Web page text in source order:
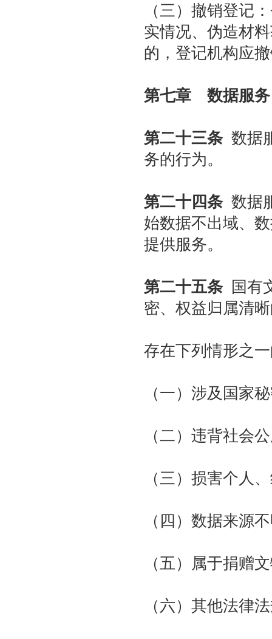
（三）撤销登记
实情况、伪造材
的，登记机构应
第七章 数据服务
第二十三条 数据
务的行为。
第二十四条 数据
始数据不出域、
提供服务。
第二十五条 国有
密、权益归属清
存在下列情形之
（一）涉及国家
（二）违背社会
（三）损害个人
（四）数据来源
（五）属于捐赠
（六）其他法律